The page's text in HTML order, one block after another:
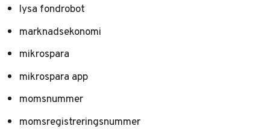
lysa fondrobot
marknadsekonomi
mikrospara
mikrospara app
momsnummer
momsregistreringsnummer